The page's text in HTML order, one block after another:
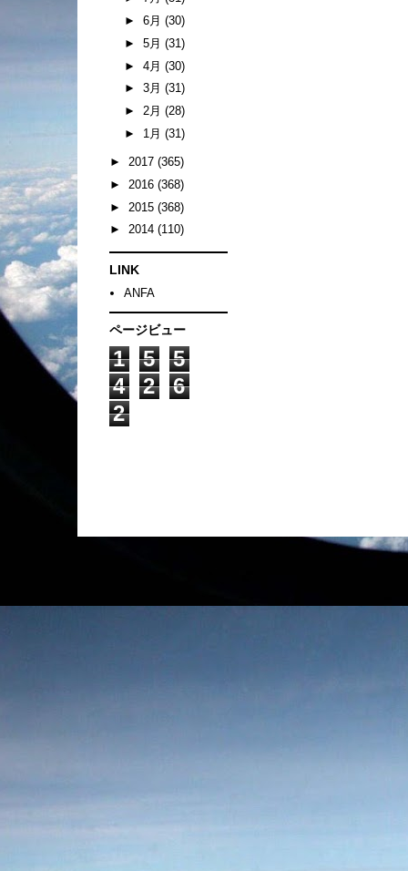
► 6月 (30)
► 5月 (31)
► 4月 (30)
► 3月 (31)
► 2月 (28)
► 1月 (31)
► 2017 (365)
► 2016 (368)
► 2015 (368)
► 2014 (110)
LINK
ANFA
ページビュー
1 5
5
4
2
6
2